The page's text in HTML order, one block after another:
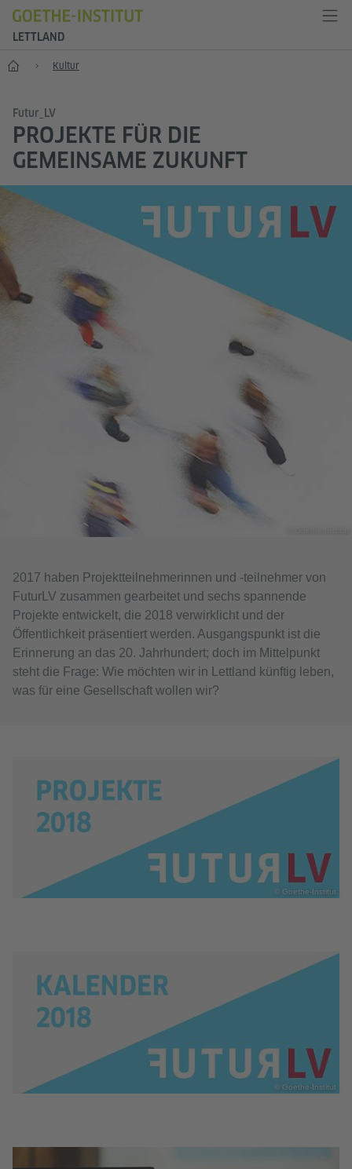
LETTLAND
Start Kultur
Futur_LV
PROJEKTE FÜR DIE
GEMEINSAME ZUKUNFT
2017 haben Projektteilnehmerinnen und -teilnehmer von
FuturLV zusammen gearbeitet und sechs spannende
Projekte entwickelt, die 2018 verwirklicht und der
Öffentlichkeit präsentiert werden. Ausgangspunkt ist die
Erinnerung an das 20. Jahrhundert; doch im Mittelpunkt
steht die Frage: Wie möchten wir in Lettland künftig leben,
was für eine Gesellschaft wollen wir?
© Goethe-Institut
© Goethe-Institut